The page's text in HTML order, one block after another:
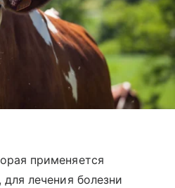
применяется
лечения болезни